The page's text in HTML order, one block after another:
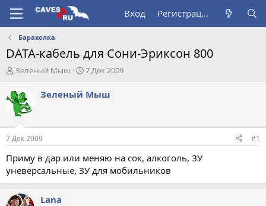
Вход Регистрация
Барахолка
DATA-кабель для Сони-Эриксон 800
А
т
о
р
т
е
м
ы
Зеленый Мыш
Д
т
а
л
а
7 Дек 2009
Зеленый Мыш
7 Дек 2009 #1
Приму в дар или меняю на сок, алкоголь, ЗУ
уневерсальные, ЗУ для мобильников
Lana